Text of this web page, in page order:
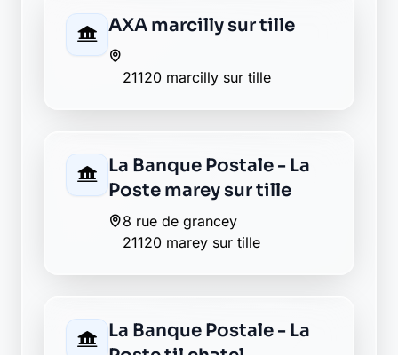
AXA marcilly sur tille
21120 marcilly sur tille
La Banque Postale - La
Poste marey sur tille
8 rue de grancey
21120 marey sur tille
La Banque Postale - La